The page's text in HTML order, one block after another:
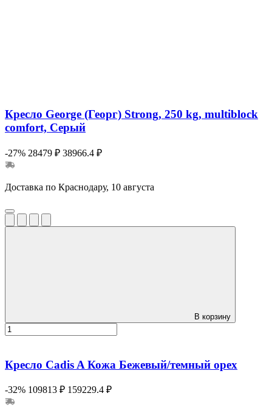
Кресло George (Георг) Strong, 250 kg, multiblock
comfort, Серый
-27% 28479 ₽ 38966.4 ₽
Доставка по Краснодару, 10 августа
В корзину
Кресло Cadis A Кожа Бежевый/темный орех
-32% 109813 ₽ 159229.4 ₽